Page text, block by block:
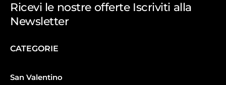
Ricevi le nostre offerte Iscriviti alla
Newsletter
CATEGORIE
San Valentino